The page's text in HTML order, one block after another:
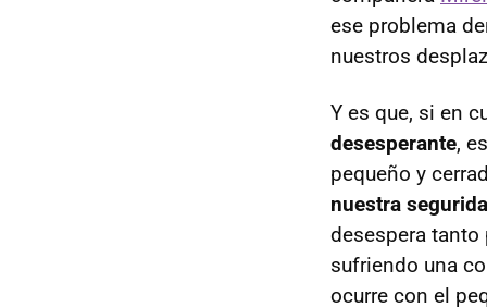
ese problema
nuestros
Y es que, si en
desesperante,
pequeño y
nuestra
desespera tanto
sufriendo una
ocurre con el